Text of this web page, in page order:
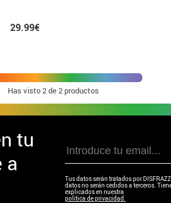
29.99€
Has visto2de 2 productos
tu
a
Tus datos serán tratados por
datos no serán cedidos a terceros.
explicados en nuestra
política de privacidad.